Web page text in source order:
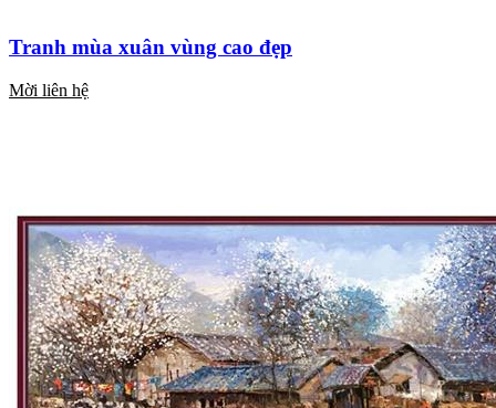
Tranh mùa xuân vùng cao đẹp
Mời liên hệ